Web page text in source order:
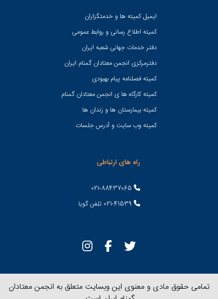
ایمیل کمیته ها و خدمتگزاران
کميته اطلاع رسانی و روابط عمومی
دفتر خدمات جهانی شعبه ايران
دفترمرکزی انجمن معتادان گمنام ایران
کمیته فصلنامه پیام بهبودی
کمیته کارگاه ها ی انجمن معتادان گمنام
کمیته بیمارستان ها و زندان ها
کمیته وب سایت و آدرس جلسات
راه های ارتباطی
تمامی حقوق مادی و معنوی این وبسایت متعلق به انجمن معتادان